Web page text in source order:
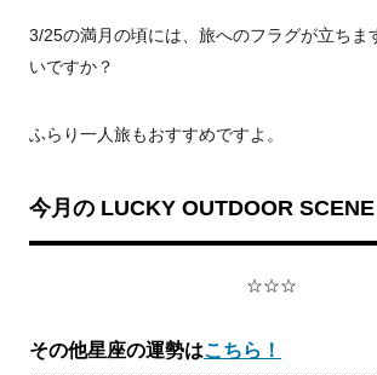
3/25の満月の頃には、旅へのフラグが立ちま
いですか？
ふらり一人旅もおすすめですよ。
今月の LUCKY OUTDOOR
☆☆☆
その他星座の運勢はこちら！